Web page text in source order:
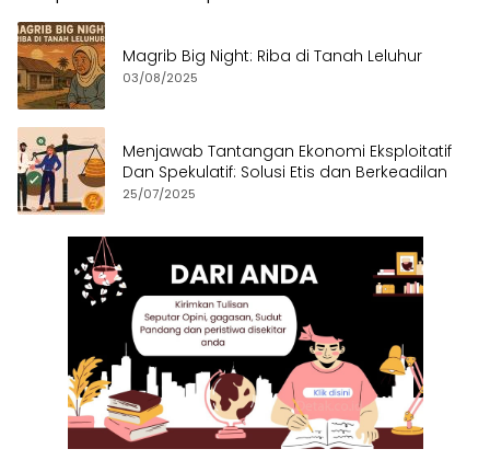
Magrib Big Night: Riba di Tanah Leluhur
03/08/2025
Menjawab Tantangan Ekonomi Eksploitatif
Dan Spekulatif: Solusi Etis dan Berkeadilan
25/07/2025